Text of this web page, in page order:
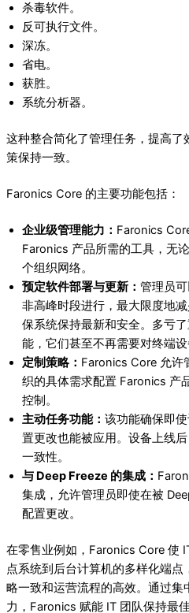
杀毒软件。
反可执行文件。
深冻。
省电。
获胜。
系统分析器。
这种整合简化了管理任务，提高了
策保持一致。
Faronics Core 的主要功能包括：
企业级管理能力： Faronics
Faronics 产品所需的工具，无
个组织网络。
预定软件部署与更新： 管理员
非高峰时段进行，最大限度地
保系统保持最新和安全。多亏
能，它们甚至不再需要对终端设
定制策略： Faronics Core 允许
织的具体需求配置 Faronics 产
控制。
主动任务功能： 该功能确保即
置更改也能被应用。设备上线
一致性。
与 Deep Freeze 的集成：
集成，允许管理员即使在被
配置更改。
在零售业例如，Faronics Core 使
点系统到后台计算机的多样化端
略一致和运营流程的高效。通过
力，Faronics 赋能 IT 团队保持最